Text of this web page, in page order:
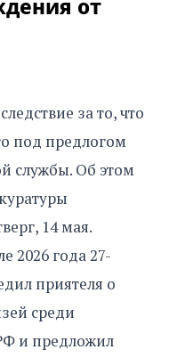
за то, что
под предлогом
службы. Об этом
14 мая.
2026 года 27-
приятеля о
среди
и предложил